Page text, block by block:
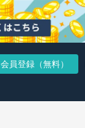
会員登録（無料）